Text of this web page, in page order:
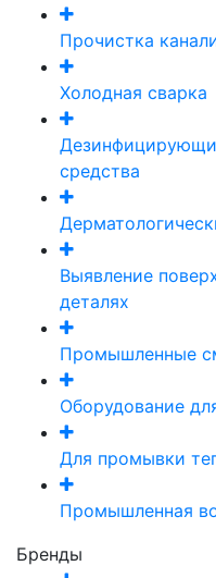
Прочистка
Холодная сварка
средства
Выявление
деталях
Промышленные
Оборудование
Для промывки
Промышленная
Бренды